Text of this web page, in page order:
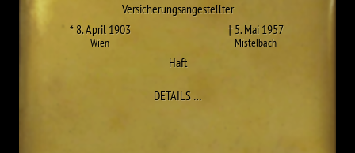
Versicherungsangestellter
* 8. April 1903
Wien
† 5. Mai 1957
Mistelbach
Haft
DETAILS…ZU WALTER KOCH